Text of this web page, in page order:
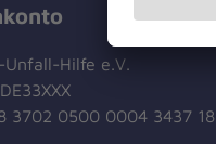
Unfall-Hilfe e.V.
3702 0500 0004 3437 18